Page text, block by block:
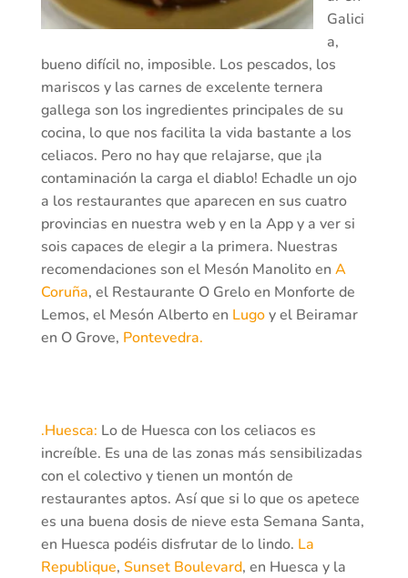
Galici
a,
bueno difícil no, imposible. Los pescados, los
mariscos y las carnes de excelente ternera
gallega son los ingredientes principales de su
cocina, lo que nos facilita la vida bastante a los
celiacos. Pero no hay que relajarse, que ¡la
contaminación la carga el diablo! Echadle un ojo
a los restaurantes que aparecen en sus cuatro
provincias en nuestra web y en la App y a ver si
sois capaces de elegir a la primera. Nuestras
recomendaciones son el Mesón Manolito en A
Coruña, el Restaurante O Grelo en Monforte de
Lemos, el Mesón Alberto en Lugoy el Beiramar
en O Grove, Pontevedra.
.Huesca: Lo de Huesca con los celiacos es
increíble. Es una de las zonas más sensibilizadas
con el colectivo y tienen un montón de
restaurantes aptos. Así que si lo que os apetece
es una buena dosis de nieve esta Semana Santa,
en Huesca podéis disfrutar de lo lindo. La
Republique, Sunset Boulevard, en Huesca y la